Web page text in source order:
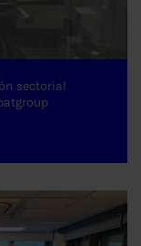
sectorial